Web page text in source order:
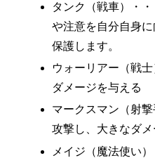
タンク（戦車）・
や注意を自分自身
保護します。
ウォーリアー（戦
ダメージを与える
マークスマン（射
攻撃し、大きなダ
メイジ（魔法使い